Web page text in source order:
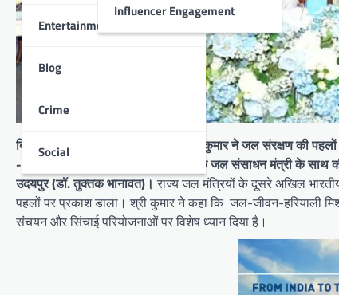
Entertainment
Blog
Crime
Social
Influencer Engagement
बिहार के ग्रामीण विकास मंत्री श्री श्रवण कुमार ने जल संरक्षण की
-ओडिशा के मुख्यमंत्री और आन्ध्र प्रदेश के जल संसाधन मंत्री के साथ
उदयपुर (डॉ. तुक्तक भानावत)। राज्य जल मंत्रियों के दूसरे अखिल
पहलों पर प्रकाश डाला। श्री कुमार ने कहा कि जल-जीवन-हरियाली
संचयन और सिंचाई परियोजनाओं पर विशेष ध्यान दिया है।